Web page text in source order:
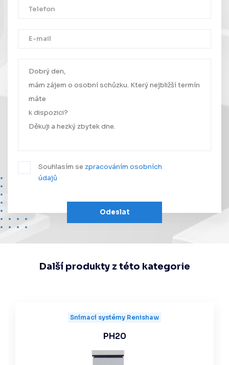
Souhlasím se zpracováním osobních
údajů
Odeslat
Vaše zpráva byla úspěšně odeslána.
Další produkty z této kategorie
Snímací systémy Renishaw
PH20